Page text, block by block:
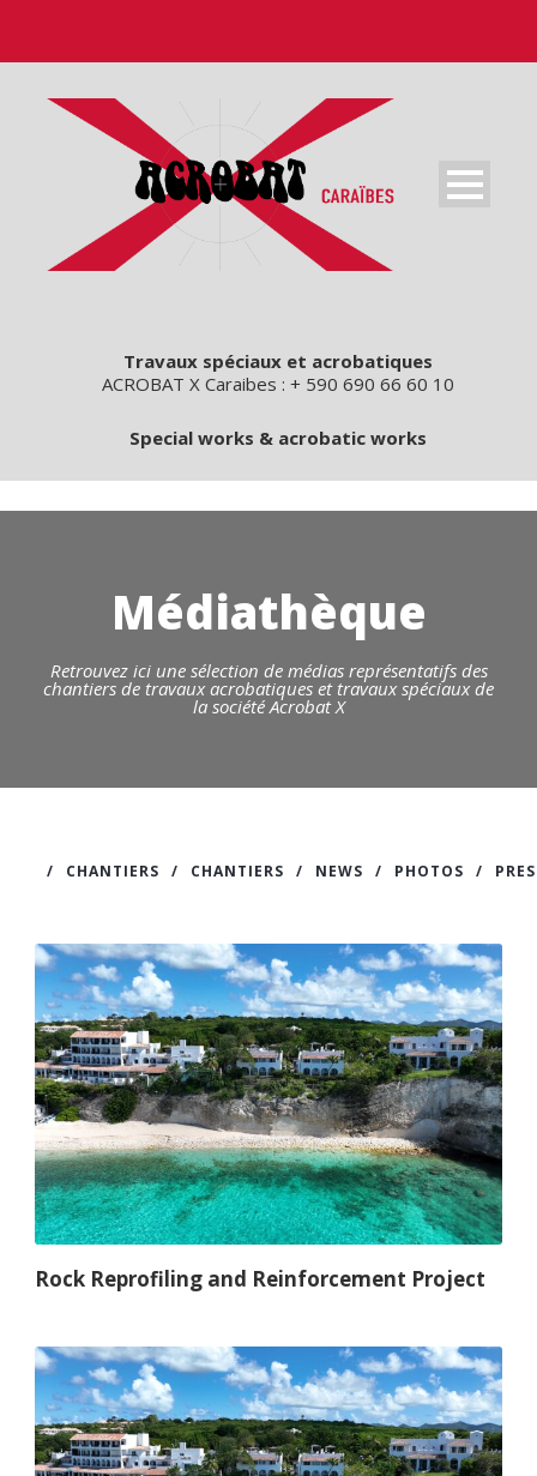
Travaux spéciaux et acrobatiques
ACROBAT X Caraibes : + 590 690 66 60 10
Special works & acrobatic works
Médiathèque
Retrouvez ici une sélection de médias représentatifs des
chantiers de travaux acrobatiques et travaux spéciaux de
la société Acrobat X
/ CHANTIERS / CHANTIERS / NEWS / PHOTOS /
Rock Reprofiling and Reinforcement Project